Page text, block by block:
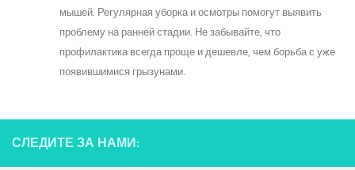
мышей. Регулярная уборка и осмотры помогут выявить
проблему на ранней стадии. Не забывайте, что
профилактика всегда проще и дешевле, чем борьба с уже
появившимися грызунами.
СЛЕДИТЕ ЗА НАМИ: